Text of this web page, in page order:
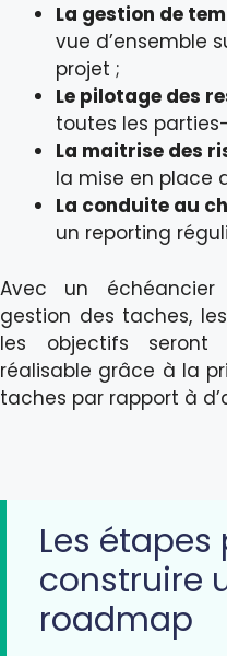
La gestion de
vue d’ensemble
projet ;
Le pilotage des
toutes les
La maitrise des
la mise en place
La conduite au
un reporting
Avec un
gestion des taches,
les objectifs seront
réalisable grâce à la
taches par rapport à
Les étapes
construire
roadmap